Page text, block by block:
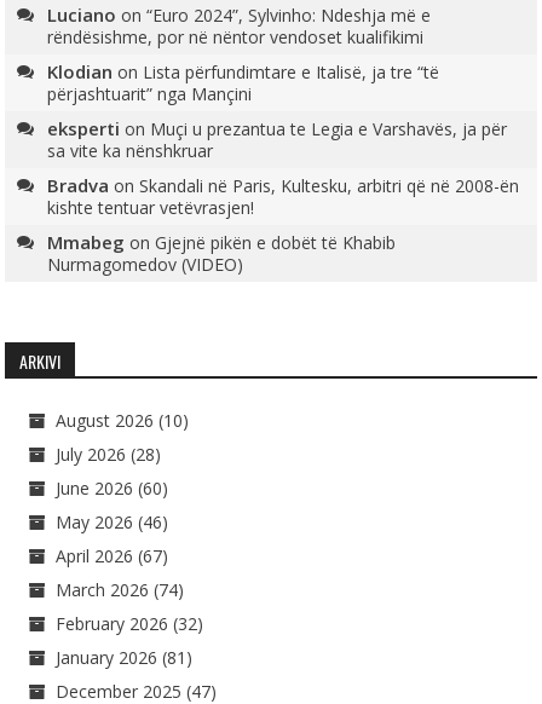
Luciano on“Euro 2024”, Sylvinho: Ndeshja më e
rëndësishme, por në nëntor vendoset kualifikimi
Klodian on Lista përfundimtare e Italisë, ja tre “të
përjashtuarit” nga Mançini
eksperti on Muçi u prezantua te Legia e Varshavës, ja për
sa vite ka nënshkruar
Bradva onSkandali në Paris, Kultesku, arbitri që në 2008-ën
kishte tentuar vetëvrasjen!
Mmabeg onGjejnë pikën e dobët të Khabib
Nurmagomedov (VIDEO)
ARKIVI
August 2026 (10)
July 2026 (28)
June 2026 (60)
May 2026 (46)
April 2026 (67)
March 2026 (74)
February 2026 (32)
January 2026 (81)
December 2025 (47)